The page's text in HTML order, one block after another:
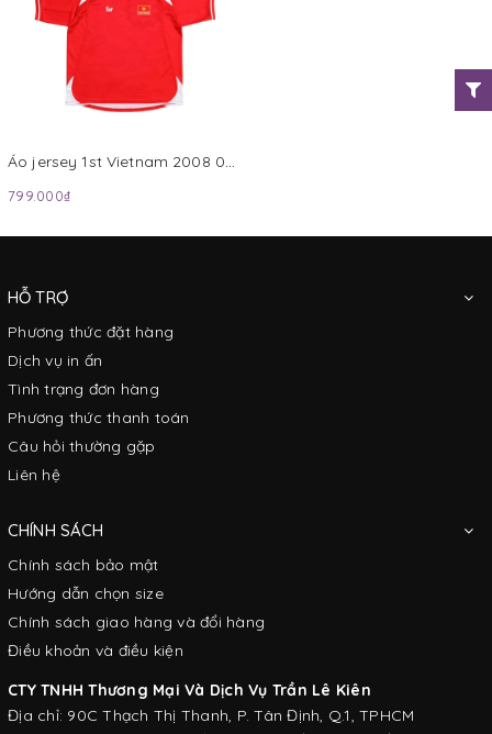
Áo jersey 1st Vietnam 2008 084S0830VIE Đỏ
799.000₫
HỖ TRỢ
Phương thức đặt hàng
Dịch vụ in ấn
Tình trạng đơn hàng
Phương thức thanh toán
Câu hỏi thường gặp
Liên hệ
CHÍNH SÁCH
Chính sách bảo mật
Hướng dẫn chọn size
Chính sách giao hàng và đổi hàng
Điều khoản và điều kiện
CTY TNHH Thương Mại Và Dịch Vụ Trần Lê Kiên
Địa chỉ: 90C Thạch Thị Thanh, P. Tân Định, Q.1, TPHCM